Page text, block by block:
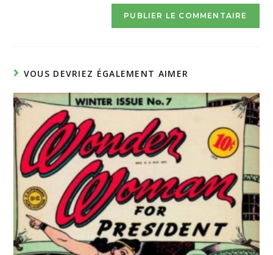
VOUS DEVRIEZ ÉGALEMENT AIMER